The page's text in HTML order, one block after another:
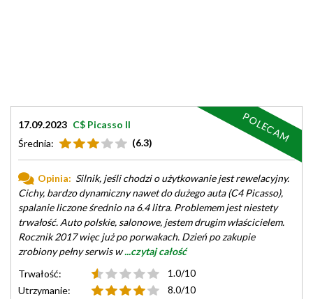
17.09.2023 C$ Picasso II
Średnia:
(6.3)
Opinia: Silnik, jeśli chodzi o użytkowanie jest rewelacyjny.
Cichy, bardzo dynamiczny nawet do dużego auta (C4 Picasso),
spalanie liczone średnio na 6.4 litra. Problemem jest niestety
trwałość. Auto polskie, salonowe, jestem drugim właścicielem.
Rocznik 2017 więc już po porwakach. Dzień po zakupie
zrobiony pełny serwis w...czytaj całość
Trwałość:
1.0/10
Utrzymanie:
8.0/10
POLECAM